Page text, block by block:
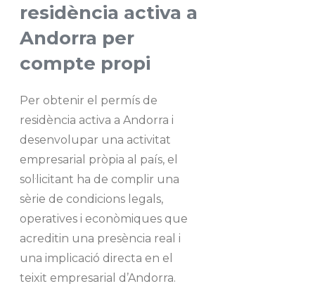
residència activa a
Andorra per
compte propi
Per obtenir el permís de
residència activa a Andorra i
desenvolupar una activitat
empresarial pròpia al país, el
sol·licitant ha de complir una
sèrie de condicions legals,
operatives i econòmiques que
acreditin una presència real i
una implicació directa en el
teixit empresarial d’Andorra.